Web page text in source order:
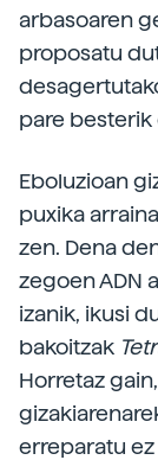
arbasoaren
proposatu
pare besterik
Eboluzioan
puxika
zen. Dena
zegoen ADN
izanik, ikusi
bakoitzak
Horretaz
erreparatu